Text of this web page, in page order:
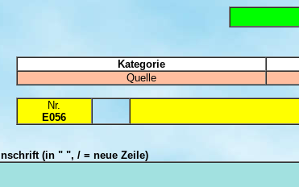
Kategorie
Quelle
Nr.
E056
Inschrift(in " ", / = neue Zeile)